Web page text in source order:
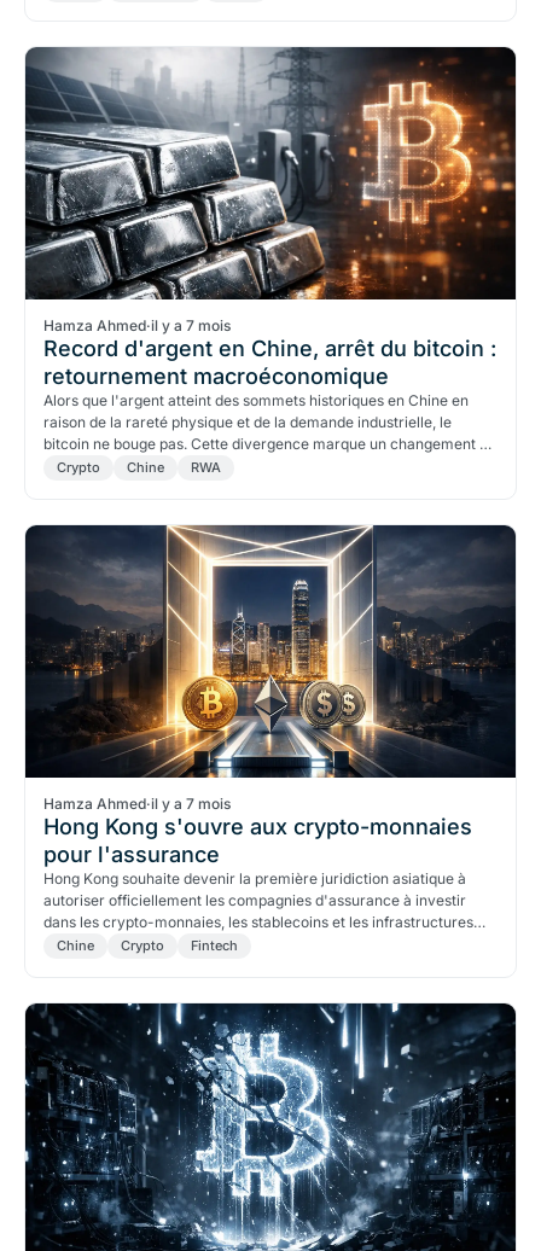
Hamza Ahmed·il y a 7 mois
Record d'argent en Chine, arrêt du bitcoin :
retournement macroéconomique
Alors que l'argent atteint des sommets historiques en Chine en
raison de la rareté physique et de la demande industrielle, le
bitcoin ne bouge pas. Cette divergence marque un changement de
paradigme macroéconomique entre la rareté réelle et la rareté
Crypto Chine RWA
Hamza Ahmed·il y a 7 mois
Hong Kong s'ouvre aux crypto-monnaies
pour l'assurance
Hong Kong souhaite devenir la première juridiction asiatique à
autoriser officiellement les compagnies d'assurance à investir
dans les crypto-monnaies, les stablecoins et les infrastructures
numériques.
Chine Crypto Fintech